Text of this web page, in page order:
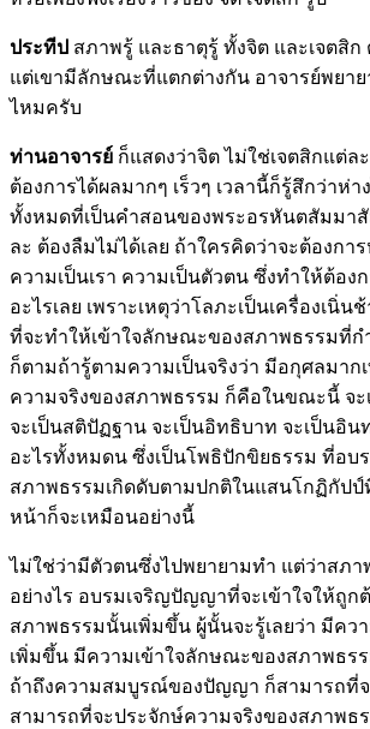
ประทีป สภาพรู้ และธาตุรู้ ทั้งจิต และเจตสิก
แต่เขามีลักษณะที่แตกต่างกัน อาจารย์พยา
ไหมครับ
ท่านอาจารย์ ก็แสดงว่าจิต ไม่ใช่เจตสิกแต่ล
ต้องการได้ผลมากๆ เร็วๆ เวลานี้ก็รู้สึกว่าห่า
ทั้งหมดที่เป็นคำสอนของพระอรหันตสัมมาสั
ละ ต้องลืมไม่ได้เลย ถ้าใครคิดว่าจะต้องกา
ความเป็นเรา ความเป็นตัวตน ซึ่งทำให้ต้อง
อะไรเลย เพราะเหตุว่าโลภะเป็นเครื่องเนิ่น
ที่จะทำให้เข้าใจลักษณะของสภาพธรรมที่ก
ก็ตามถ้ารู้ตามความเป็นจริงว่า มีอกุศลมาก
ความจริงของสภาพธรรม ก็คือในขณะนี้ จ
จะเป็นสติปัฏฐาน จะเป็นอิทธิบาท จะเป็นอิน
อะไรทั้งหมดน ซึ่งเป็นโพธิปักขิยธรรม ที่อบ
สภาพธรรมเกิดดับตามปกติในแสนโกฏิกัปป์
หน้าก็จะเหมือนอย่างนี้
ไม่ใช่ว่ามีตัวตนซึ่งไปพยายามทำ แต่ว่าสภา
อย่างไร อบรมเจริญปัญญาที่จะเข้าใจให้ถู
สภาพธรรมนั้นเพิ่มขึ้น ผู้นั้นจะรู้เลยว่า มีคว
เพิ่มขึ้น มีความเข้าใจลักษณะของสภาพธร
ถ้าถึงความสมบูรณ์ของปัญญา ก็สามารถที่
สามารถที่จะประจักษ์ความจริงของสภาพธ